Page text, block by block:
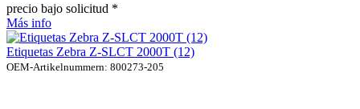
precio bajo solicitud *
Más info
Etiquetas Zebra Z-SLCT 2000T (12)
OEM-Artikelnummern: 800273-205